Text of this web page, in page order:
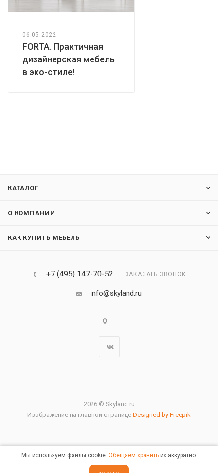
06.05.2022
FORTA. Практичная
дизайнерская мебель
в эко-стиле!
КАТАЛОГ
О КОМПАНИИ
КАК КУПИТЬ МЕБЕЛЬ
+7 (495) 147-70-52 ЗАКАЗАТЬ ЗВОНОК
info@skyland.ru
2026 © Skyland.ru
Изображение на главной странице Designed by Freepik
Правовая информация
Мы используем файлы cookie. Обещаем хранитьих аккуратно.